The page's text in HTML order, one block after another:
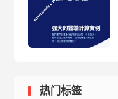
热门标签